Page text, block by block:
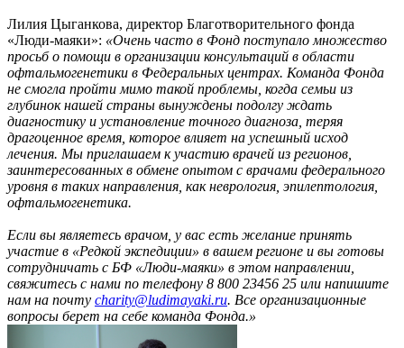
Лилия Цыганкова, директор Благотворительного фонда
«Люди-маяки»: «Очень часто в Фонд поступало множество
просьб о помощи в организации консультаций в области
офтальмогенетики в Федеральных центрах. Команда Фонда
не смогла пройти мимо такой проблемы, когда семьи из
глубинок нашей страны вынуждены подолгу ждать
диагностику и установление точного диагноза, теряя
драгоценное время, которое влияет на успешный исход
лечения. Мы приглашаем к участию врачей из регионов,
заинтересованных в обмене опытом с врачами федерального
уровня в таких направления, как неврология, эпилептология,
офтальмогенетика.
Если вы являетесь врачом, у вас есть желание принять
участие в «Редкой экспедиции» в вашем регионе и вы готовы
сотрудничать с БФ «Люди-маяки» в этом направлении,
свяжитесь с нами по телефону 8 800 23456 25 или напишите
нам на почту charity@ludimayaki.ru. Все организационные
вопросы берет на себе команда Фонда.»